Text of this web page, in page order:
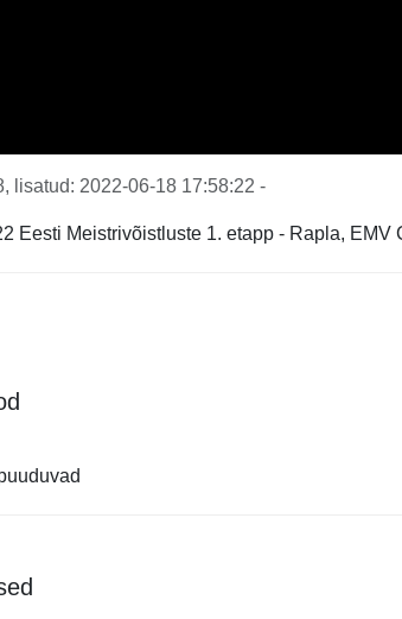
lisatud: 2022-06-18 17:58:22 -
Eesti Meistrivõistluste 1. etapp - Rapla,